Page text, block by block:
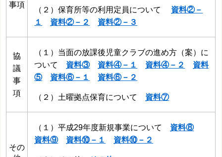
事項
（２）保育所等の利用定員について 資料②－
１
資料②－２ 資料②－３
協
議
事
項
（１）当面の放課後児童クラブの進め方（案）に
ついて 資料③ 資料④－１ 資料④－２
資料
⑤
資料⑥－１ 資料⑥－２
（２）土曜拠点保育について 資料⑦
その
（１）平成29年度新規事業について
資料⑧
資料⑨
資料⑩－１ 資料⑩－２